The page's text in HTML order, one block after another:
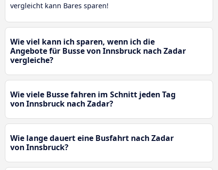
vergleicht kann Bares sparen!
Wie viel kann ich sparen, wenn ich die
Angebote für Busse von Innsbruck nach Zadar
vergleiche?
Wie viele Busse fahren im Schnitt jeden Tag
von Innsbruck nach Zadar?
Wie lange dauert eine Busfahrt nach Zadar
von Innsbruck?